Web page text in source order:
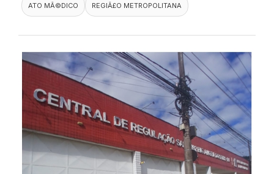
ATO MÃ©DICO
REGIÃ£O METROPOLITANA